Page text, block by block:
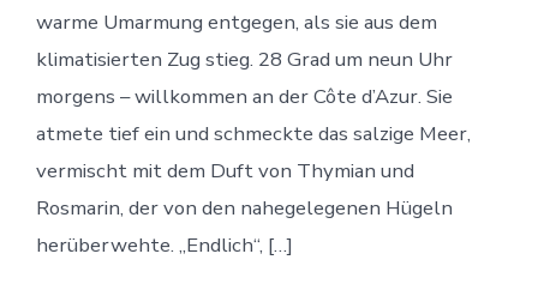
warme Umarmung entgegen, als sie aus dem
klimatisierten Zug stieg. 28 Grad um neun Uhr
morgens – willkommen an der Côte d’Azur. Sie
atmete tief ein und schmeckte das salzige Meer,
vermischt mit dem Duft von Thymian und
Rosmarin, der von den nahegelegenen Hügeln
herüberwehte. „Endlich“, […]